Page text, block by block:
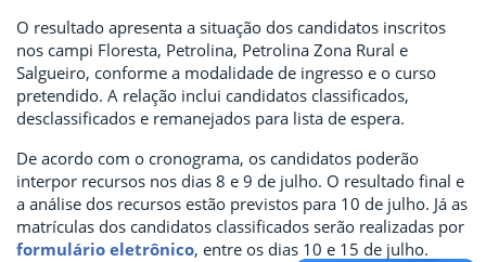
O resultado apresenta a situação dos candidatos inscritos
nos campi Floresta, Petrolina, Petrolina Zona Rural e
Salgueiro, conforme a modalidade de ingresso e o curso
pretendido. A relação inclui candidatos classificados,
desclassificados e remanejados para lista de espera.
De acordo com o cronograma, os candidatos poderão
interpor recursos nos dias 8 e 9 de julho. O resultado final e
a análise dos recursos estão previstos para 10 de julho. Já as
matrículas dos candidatos classificados serão realizadas por
formulário eletrônico, entre os dias 10 e 15 de julho.